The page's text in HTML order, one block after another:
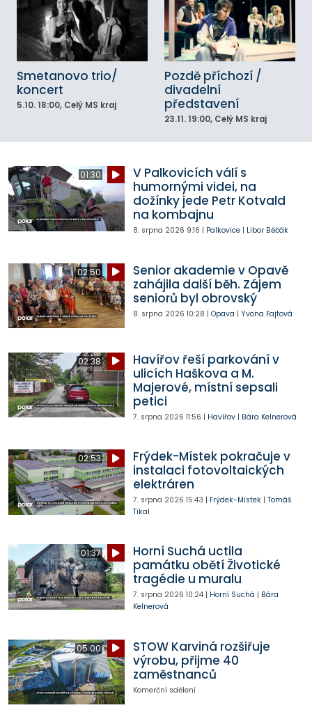
Smetanovo trio/
koncert
5.10. 18:00, Celý MS kraj
Pozdě příchozí /
divadelní
představení
23.11. 19:00, Celý MS kraj
01:30
V Palkovicích válí s
humornými videi, na
dožínky jede Petr Kotvald
na kombajnu
8. srpna 2026 9:16 | Palkovice| Libor Běčák
02:50
Senior akademie v Opavě
zahájila další běh. Zájem
seniorů byl obrovský
8. srpna 2026 10:28 | Opava | Yvona Fajtová
02:38
Havířov řeší parkování v
ulicích Haškova a M.
Majerové, místní sepsali
petici
7. srpna 2026 11:56 | Havířov| Bára Kelnerová
02:53
Frýdek-Místek pokračuje v
instalaci fotovoltaických
elektráren
7. srpna 2026 15:43 | Frýdek-Místek| Tomáš
Tikal
01:37
Horní Suchá uctila
památku obětí Životické
tragédie u muralu
7. srpna 2026 10:24| Horní Suchá | Bára
Kelnerová
05:00
STOW Karviná rozšiřuje
výrobu, přijme 40
zaměstnanců
Komerční sdělení